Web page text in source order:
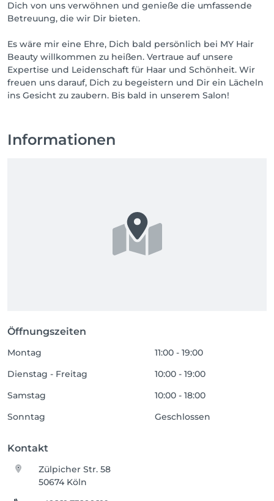
Dich von uns verwöhnen und genieße die umfassende
Betreuung, die wir Dir bieten.
Es wäre mir eine Ehre, Dich bald persönlich bei MY Hair
Beauty willkommen zu heißen. Vertraue auf unsere
Expertise und Leidenschaft für Haar und Schönheit. Wir
freuen uns darauf, Dich zu begeistern und Dir ein Lächeln
ins Gesicht zu zaubern. Bis bald in unserem Salon!
Informationen
Öffnungszeiten
Montag
11:00 - 19:00
Dienstag - Freitag
10:00 - 19:00
Samstag
10:00 - 18:00
Sonntag
Geschlossen
Kontakt
Zülpicher Str. 58
50674 Köln